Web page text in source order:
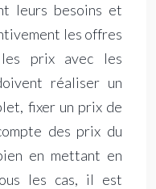
leurs besoins et
les offres
prix avec les
réaliser un
fixer un prix de
des prix du
en mettant en
les cas, il est